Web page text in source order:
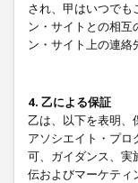
され、甲はいつでも
ン・サイトとの相互
ン・サイト上の連絡
4. 乙による保証
乙は、以下を表明、
アソシエイト・プロ
可、ガイダンス、実
伝およびマーケティ